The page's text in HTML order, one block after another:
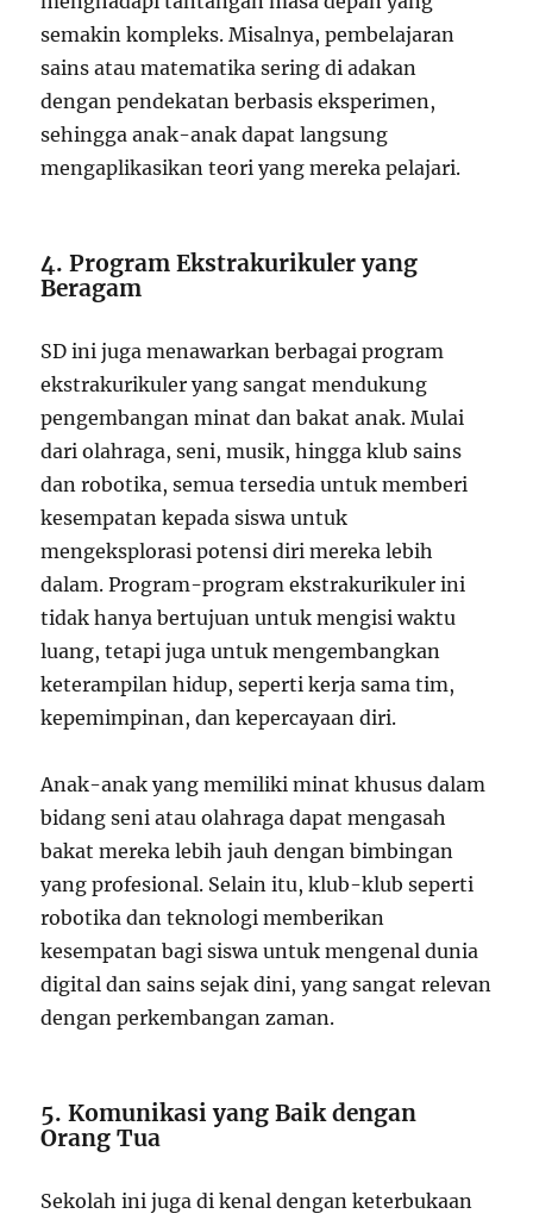
semakin kompleks. Misalnya, pembelajaran
sains atau matematika sering di adakan
dengan pendekatan berbasis eksperimen,
sehingga anak-anak dapat langsung
mengaplikasikan teori yang mereka pelajari.
4. Program Ekstrakurikuler yang
Beragam
SD ini juga menawarkan berbagai program
ekstrakurikuler yang sangat mendukung
pengembangan minat dan bakat anak. Mulai
dari olahraga, seni, musik, hingga klub sains
dan robotika, semua tersedia untuk memberi
kesempatan kepada siswa untuk
mengeksplorasi potensi diri mereka lebih
dalam. Program-program ekstrakurikuler ini
tidak hanya bertujuan untuk mengisi waktu
luang, tetapi juga untuk mengembangkan
keterampilan hidup, seperti kerja sama tim,
kepemimpinan, dan kepercayaan diri.
Anak-anak yang memiliki minat khusus dalam
bidang seni atau olahraga dapat mengasah
bakat mereka lebih jauh dengan bimbingan
yang profesional. Selain itu, klub-klub seperti
robotika dan teknologi memberikan
kesempatan bagi siswa untuk mengenal dunia
digital dan sains sejak dini, yang sangat relevan
dengan perkembangan zaman.
5. Komunikasi yang Baik dengan
Orang Tua
Sekolah ini juga di kenal dengan keterbukaan